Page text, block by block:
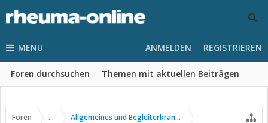
MENU
Foren durchsuchen Themen mit aktuellen Beiträgen
ANMELDEN REGISTRIEREN
Foren ... Allgemeines und Begleiterkrankungen